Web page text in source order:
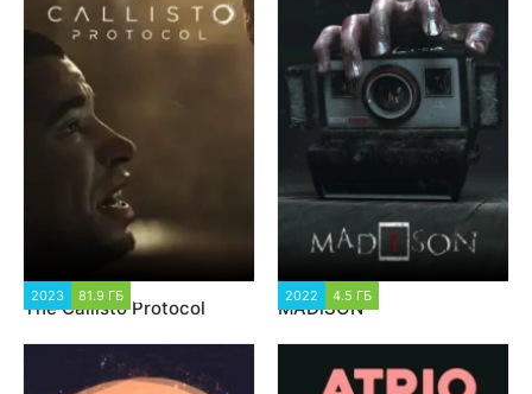
2023 81.9 ГБ
The Callisto Protocol
2022 4.5 ГБ
MADiSON